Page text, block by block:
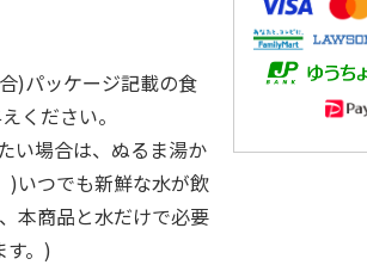
)パッケージ記載の食
ください。
い場合は、ぬるま湯か
)いつでも新鮮な水が飲
本商品と水だけで必要
す。)